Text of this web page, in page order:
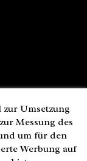
zur Umsetzung
Messung des
um für den
Werbung auf